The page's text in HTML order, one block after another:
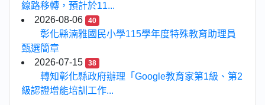
線路移轉，預計於11...
2026-08-06
40
彰化縣湳雅國民小學115學年度特殊教育助理員
甄選簡章
2026-07-15
38
轉知彰化縣政府辦理「Google教育家第1級、第2
級認證增能培訓工作...